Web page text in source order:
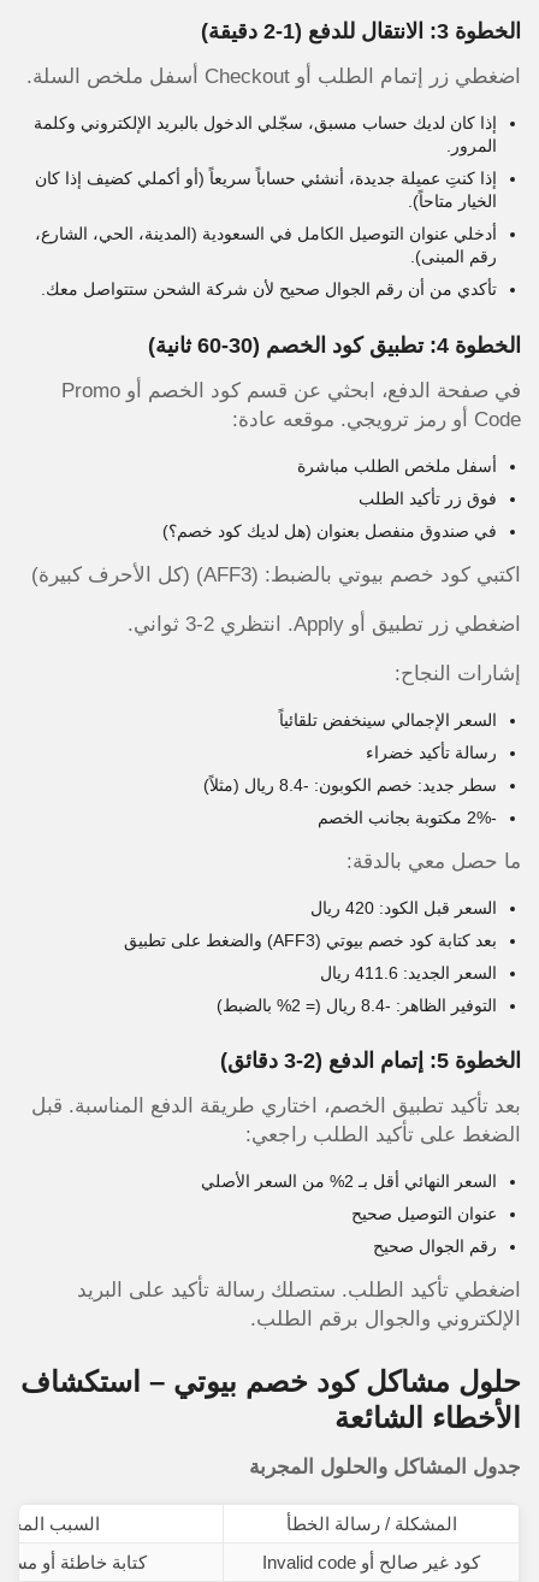
الخطوة 3: الانتقال للدفع (1-2 دقيقة)
اضغطي زر إتمام الطلب أو Checkout أسفل ملخص السلة.
إذا كان لديك حساب مسبق، سجّلي الدخول بالبريد الإلكتروني وكلمة
المرور.
إذا كنتِ عميلة جديدة، أنشئي حساباً سريعاً (أو أكملي كضيف إذا كان
الخيار متاحاً).
أدخلي عنوان التوصيل الكامل في السعودية (المدينة، الحي، الشارع،
رقم المبنى).
تأكدي من أن رقم الجوال صحيح لأن شركة الشحن ستتواصل معك.
الخطوة 4: تطبيق كود الخصم (30-60 ثانية)
في صفحة الدفع، ابحثي عن قسم كود الخصم أو Promo
Code أو رمز ترويجي. موقعه عادة:
أسفل ملخص الطلب مباشرة
فوق زر تأكيد الطلب
في صندوق منفصل بعنوان (هل لديك كود خصم؟)
اكتبي كود خصم بيوتي بالضبط: (AFF3) (كل الأحرف كبيرة)
اضغطي زر تطبيق أو Apply. انتظري 2-3 ثواني.
إشارات النجاح:
السعر الإجمالي سينخفض تلقائياً
رسالة تأكيد خضراء
سطر جديد: خصم الكوبون: -8.4 ريال (مثلاً)
-2% مكتوبة بجانب الخصم
ما حصل معي بالدقة:
السعر قبل الكود: 420 ريال
بعد كتابة كود خصم بيوتي (AFF3) والضغط على تطبيق
السعر الجديد: 411.6 ريال
التوفير الظاهر: -8.4 ريال (= 2% بالضبط)
الخطوة 5: إتمام الدفع (2-3 دقائق)
بعد تأكيد تطبيق الخصم، اختاري طريقة الدفع المناسبة. قبل
الضغط على تأكيد الطلب راجعي:
السعر النهائي أقل بـ 2% من السعر الأصلي
عنوان التوصيل صحيح
رقم الجوال صحيح
اضغطي تأكيد الطلب. ستصلك رسالة تأكيد على البريد
الإلكتروني والجوال برقم الطلب.
حلول مشاكل كود خصم بيوتي – استكشاف
الأخطاء الشائعة
جدول المشاكل والحلول المجربة
المشكلة / رسالة الخطأ
السبب
كود غير صالح أو Invalid code
كتابة خاطئة أو